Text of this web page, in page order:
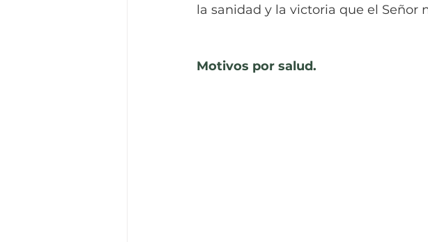
la sanidad y la victoria que el Señor
Motivos por salud.